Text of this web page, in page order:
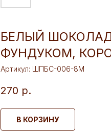
БЕЛЫЙ
ФУНДУКОМ,
Артикул: ШПБС-006-8М
270 р.
В КОРЗИНУ